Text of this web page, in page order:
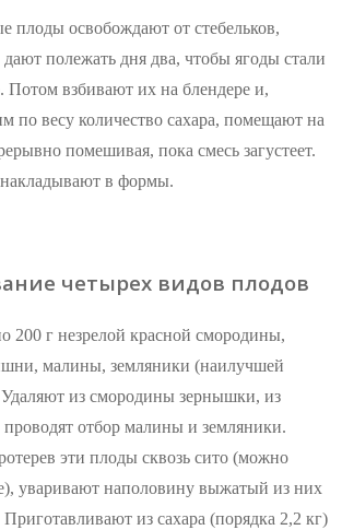
плоды освобождают от стебельков,
полежать дня два, чтобы ягоды стали
Потом взбивают их на блендере и,
по весу количество сахара, помещают на
помешивая, пока смесь загустеет.
накладывают в формы.
четырех видов плодов
200 г незрелой красной смородины,
малины, земляники (наилучшей
Удаляют из смородины зернышки, из
отбор малины и земляники.
эти плоды сквозь сито (можно
уваривают наполовину выжатый из них
из сахара (порядка 2,2 кг)